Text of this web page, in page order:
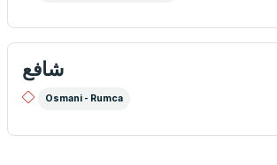
شافع
Osmani - Rumca